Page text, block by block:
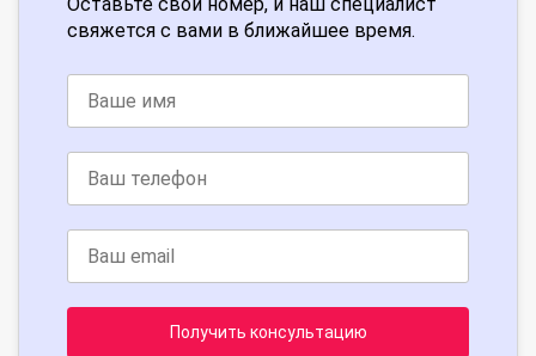
свяжется с вами в ближайшее время.
Получить консультацию